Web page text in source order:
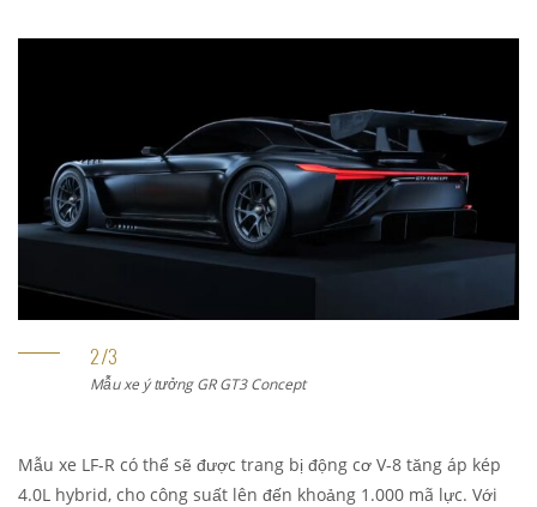
Mẫu xe ý tưởng GR GT3 Concept
Mẫu xe LF-R có thể sẽ được trang bị động cơ V-8 tăng áp kép
4.0L hybrid, cho công suất lên đến khoảng 1.000 mã lực. Với